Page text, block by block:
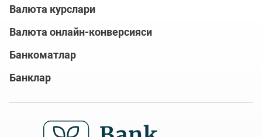
Валюта курслари
Валюта онлайн-конверсияси
Банкоматлар
Банклар